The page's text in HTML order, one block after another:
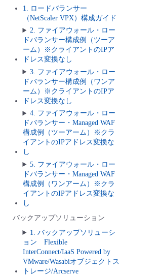
1. ロードバランサー
（NetScaler VPX）構成ガイド
2. ファイアウォール・ロー
ドバランサー構成例（ツーア
ーム）※クライアントのIPア
ドレス変換なし
3. ファイアウォール・ロー
ドバランサー構成例（ワンア
ーム）※クライアントのIPア
ドレス変換なし
4. ファイアウォール・ロー
ドバランサー・Managed WAF
構成例（ツーアーム）※クラ
イアントのIPアドレス変換な
し
5. ファイアウォール・ロー
ドバランサー・Managed WAF
構成例（ワンアーム）※クラ
イアントのIPアドレス変換な
し
バックアップソリューション
1. バックアップソリューシ
ョン Flexible
InterConnect/IaaS Powered by
VMware/Wasabiオブジェクトス
トレージ/Arcserve